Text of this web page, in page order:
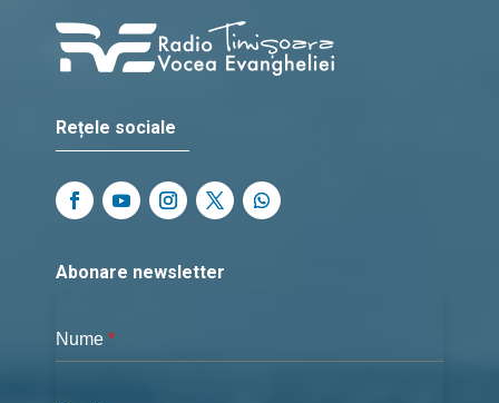
Rețele sociale
Abonare newsletter
Nume *